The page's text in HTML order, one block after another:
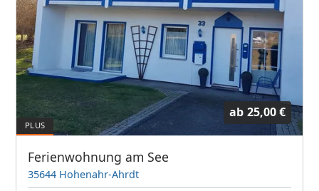
ab 25,00 €
Ferienwohnung am See
35644 Hohenahr-Ahrdt